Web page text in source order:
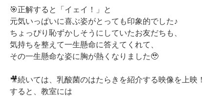
🎯正解すると「イェイ！」と
元気いっぱいに喜ぶ姿がとっても印象的でした♪
ちょっぴり恥ずかしそうにしていたお友だちも、
気持ちを整えて一生懸命に答えてくれて、
その一生懸命な姿に胸が熱くなりました🥹
🎥続いては、乳酸菌のはたらきを紹介する映像を上映！
すると、教室には